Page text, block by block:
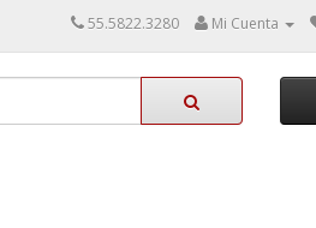
55.5822.3280 Mi Cuenta